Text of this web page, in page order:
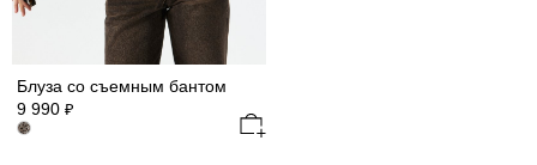
Блуза со съемным бантом
9 990 ₽